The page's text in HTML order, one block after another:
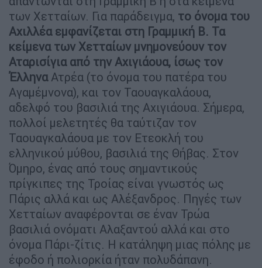
των Χετταίων. Για παράδειγμα, το όνομα του
Αχιλλέα εμφανίζεται στη Γραμμική Β. Τα
κείμενα των Χετταίων μνημονεύουν τον
Αταρισίγια από την Αχιγιάουα, ίσως τον
Έλληνα Ατρέα (το όνομα του πατέρα του
Αγαμέμνονα), και τον Ταουαγκαλάουα,
αδελφό του βασιλιά της Αχιγιάουα. Σήμερα,
πολλοί μελετητές θα ταύτιζαν τον
Ταουαγκαλάουα με τον Ετεοκλή του
ελληνικού μύθου, βασιλιά της Θήβας. Στον
Όμηρο, ένας από τους σημαντικούς
πρίγκιπες της Τροίας είναι γνωστός ως
Πάρις αλλά και ως Αλέξανδρος. Πηγές των
Χετταίων αναφέρονται σε έναν Τρώα
βασιλιά ονόματι Αλαξαντού αλλά και στο
όνομα Πάρι-ζίτις. Η κατάληψη μιας πόλης με
έφοδο ή πολιορκία ήταν πολυδάπανη.